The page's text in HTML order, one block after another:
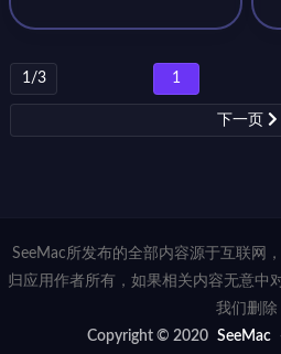
只需要考虑元...
1/3 1
下一页
SeeMac所发布的全部内容源于互联网
归应用作者所有，如果相关内容无意中
我们删除
Copyright © 2020 SeeMac